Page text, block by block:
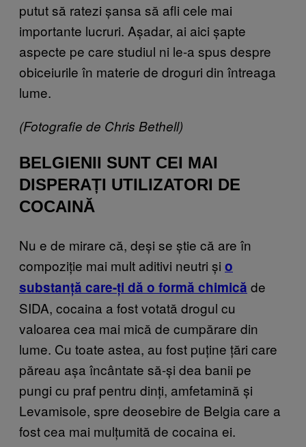
putut să ratezi șansa să afli cele mai
importante lucruri. Așadar, ai aici șapte
aspecte pe care studiul ni le-a spus despre
obiceiurile în materie de droguri din întreaga
lume.
(Fotografie de Chris Bethell)
BELGIENII SUNT CEI MAI
DISPERAȚI UTILIZATORI DE
COCAINĂ
Nu e de mirare că, deși se știe că are în
compoziție mai mult aditivi neutri și o
substanță care-ți dă o formă chimică de
SIDA, cocaina a fost votată drogul cu
valoarea cea mai mică de cumpărare din
lume. Cu toate astea, au fost puține țări care
păreau așa încântate să-și dea banii pe
pungi cu praf pentru dinți, amfetamină și
Levamisole, spre deosebire de Belgia care a
fost cea mai mulțumită de cocaina ei.